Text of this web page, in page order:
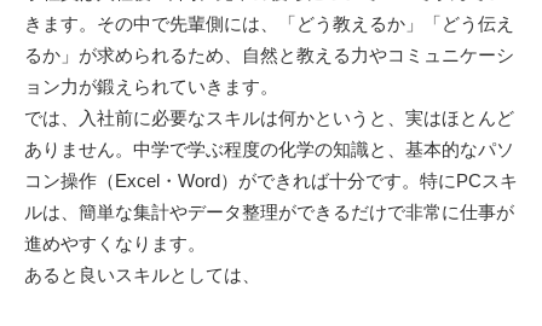
きます。その中で先輩側には、「どう教えるか」「どう伝え
るか」が求められるため、自然と教える力やコミュニケーシ
ョン力が鍛えられていきます。
では、入社前に必要なスキルは何かというと、実はほとんど
ありません。中学で学ぶ程度の化学の知識と、基本的なパソ
コン操作（Excel・Word）ができれば十分です。特にPCスキ
ルは、簡単な集計やデータ整理ができるだけで非常に仕事が
進めやすくなります。
あると良いスキルとしては、